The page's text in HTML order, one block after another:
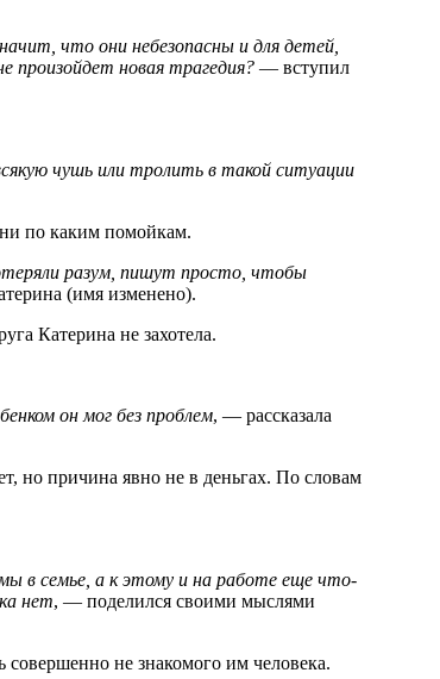
что они небезопасны и для детей,
новая трагедия? — вступил
чушь или тролить в такой ситуации
ни по каким помойкам.
разум, пишут просто, чтобы
(имя изменено).
Катерина не захотела.
он мог без проблем, — рассказала
но причина явно не в деньгах. По словам
в семье, а к этому и на работе еще что-
нет, — поделился своими мыслями
совершенно не знакомого им человека.